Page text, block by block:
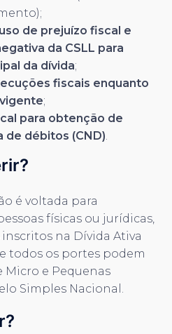
de prejuízo fiscal e
da CSLL para
da dívida;
fiscais enquanto
;
para obtenção de
débitos (CND).
é voltada para
físicas ou jurídicas,
na Dívida Ativa
todos os portes podem
Micro e Pequenas
Simples Nacional.